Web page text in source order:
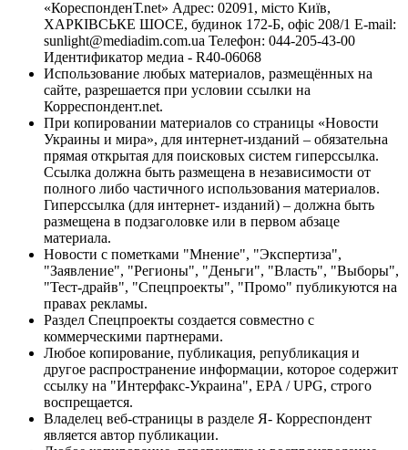
«КореспонденТ.net» Адрес: 02091, місто Київ,
ХАРКІВСЬКЕ ШОСЕ, будинок 172-Б, офіс 208/1 E-mail:
sunlight@mediadim.com.ua Телефон: 044-205-43-00
Идентификатор медиа - R40-06068
Использование любых материалов, размещённых на
сайте, разрешается при условии ссылки на
Корреспондент.net.
При копировании материалов со страницы «Новости
Украины и мира», для интернет-изданий – обязательна
прямая открытая для поисковых систем гиперссылка.
Ссылка должна быть размещена в независимости от
полного либо частичного использования материалов.
Гиперссылка (для интернет- изданий) – должна быть
размещена в подзаголовке или в первом абзаце
материала.
Новости с пометками "Мнение", "Экспертиза",
"Заявление", "Регионы", "Деньги", "Власть", "Выборы",
"Тест-драйв", "Спецпроекты", "Промо" публикуются на
правах рекламы.
Раздел Спецпроекты создается совместно с
коммерческими партнерами.
Любое копирование, публикация, републикация и
другое распространение информации, которое содержит
ссылку на "Интерфакс-Украина", EPA / UPG, строго
воспрещается.
Владелец веб-страницы в разделе Я- Корреспондент
является автор публикации.